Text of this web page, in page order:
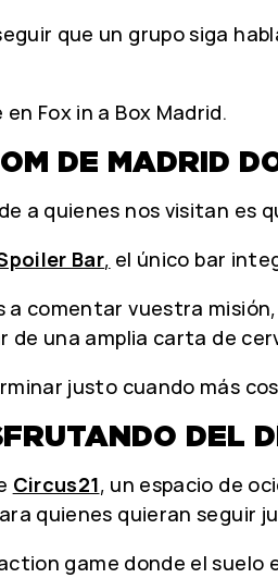
que un grupo siga
Fox in a Box Madrid.
DE MADRID
a quienes nos visitan
Bar, el único bar
a comentar vuestra
una amplia carta de
justo cuando más
DEL
Circus21, un espacio de
quienes quieran seguir
game donde el suelo